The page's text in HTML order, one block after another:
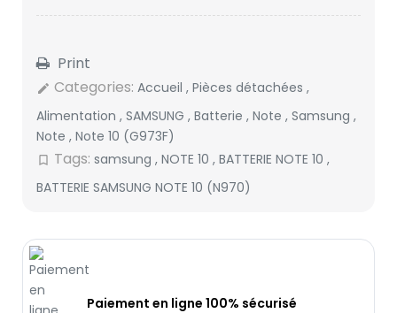
Print
edit Categories: Accueil , Pièces détachées ,
Alimentation , SAMSUNG , Batterie , Note , Samsung ,
Note , Note 10 (G973F)
bookmark_border Tags: samsung , NOTE 10 , BATTERIE NOTE 10 ,
BATTERIE SAMSUNG NOTE 10 (N970)
Paiement en ligne 100% sécurisé